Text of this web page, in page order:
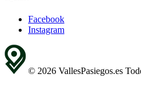
Facebook
Instagram
© 2026 VallesPasiegos.es